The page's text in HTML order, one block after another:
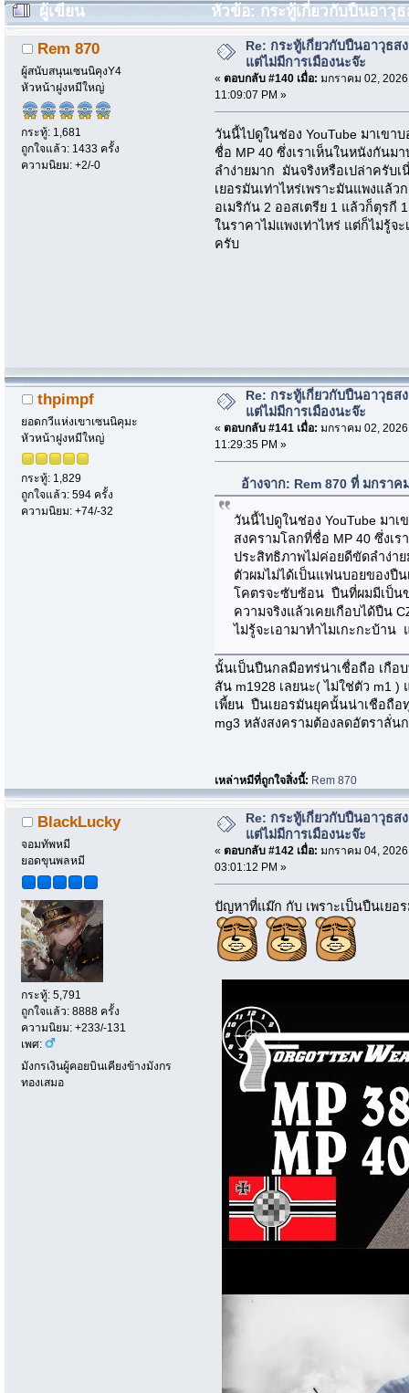
ผู้เขียน
หัวข้อ: กระทู้เกี่ยวกับปืนอาวุ
20666 ครั้ง)
Rem 870
ผู้สนับสนุนเซนนิคุงY4
หัวหน้าฝูงหมีใหญ่
กระทู้: 1,681
ถูกใจแล้ว: 1433 ครั้ง
ความนิยม: +2/-0
Re: กระทู้เกี่ยวกับปืนอาวุธส
แต่ไม่มีการเมืองนะจ๊ะ
« ตอบกลับ #140 เมื่อ: มกราคม 02,
11:09:07 PM »
วันนี้ไปดูในช่อง YouTube มาเข
ชื่อ MP 40 ซึ่งเราเห็นในหนังกัน
ลำง่ายมาก มันจริงหรือเปล่าครับ
เยอรมันเท่าไหร่เพราะมันแพงแ
อเมริกัน 2 ออสเตรีย 1 แล้วก็ตุรกี
ในราคาไม่แพงเท่าไหร่ แต่ก็ไม่รู้จ
ครับ
thpimpf
ยอดกวีแห่งเขาเซนนิคุมะ
หัวหน้าฝูงหมีใหญ่
กระทู้: 1,829
ถูกใจแล้ว: 594 ครั้ง
ความนิยม: +74/-32
Re: กระทู้เกี่ยวกับปืนอาวุธส
แต่ไม่มีการเมืองนะจ๊ะ
« ตอบกลับ #141 เมื่อ: มกราคม 02,
11:29:35 PM »
อ้างจาก: Rem 870 ที่ มกราค
วันนี้ไปดูในช่อง YouTube มา
สงครามโลกที่ชื่อ MP 40 ซึ่งเ
ประสิทธิภาพไม่ค่อยดีขัดลำง่า
ตัวผมไม่ได้เป็นแฟนบอยของปืน
โคตรจะซับซ้อน ปืนที่ผมมีเป็น
ความจริงแล้วเคยเกือบได้ปืน
ไม่รู้จะเอามาทำไมเกะกะบ้าน
นั้นเป็นปืนกลมือทร่น่าเชื่อถือ เกือ
สัน m1928 เลยนะ( ไม่ใช่ตัว m1
เพี้ยน ปืนเยอรมันยุคนั้นน่าเชือถือ
mg3 หลังสงครามต้องลดอัตราลั่น
เหล่าหมีที่ถูกใจสิ่งนี้: Rem 870
BlackLucky
จอมทัพหมี
ยอดขุนพลหมี
กระทู้: 5,791
ถูกใจแล้ว: 8888 ครั้ง
ความนิยม: +233/-131
เพศ:
มังกรเงินผู้คอยบินเคียงข้างมังกร
ทองเสมอ
Re: กระทู้เกี่ยวกับปืนอาวุธส
แต่ไม่มีการเมืองนะจ๊ะ
« ตอบกลับ #142 เมื่อ: มกราคม 04,
03:01:12 PM »
ปัญหาที่แม๊ก กับ เพราะเป็นปืนเยอ